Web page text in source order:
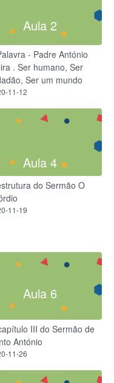
Aula 2
- Padre António
. Ser humano, Ser
Ser um mundo
11-12
Aula 4
do Sermão O
11-19
Aula 6
III do Sermão de
António
11-26